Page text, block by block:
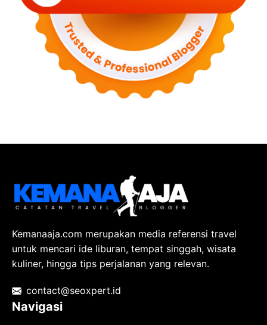
Kemanaaja.com merupakan media referensi travel
untuk mencari ide liburan, tempat singgah, wisata
kuliner, hingga tips perjalanan yang relevan.
contact@seoxpert.id
Navigasi